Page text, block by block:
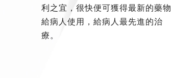
利之宜，很快便可獲得最新的藥物
給病人使用，給病人最先進的治
療。